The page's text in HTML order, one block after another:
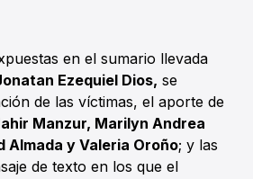
en el sumario llevada
Ezequiel Dios, se
de las víctimas, el aporte de
Manzur, Marilyn Andrea
Almada y Valeria Oroño; y las
de texto en los que el